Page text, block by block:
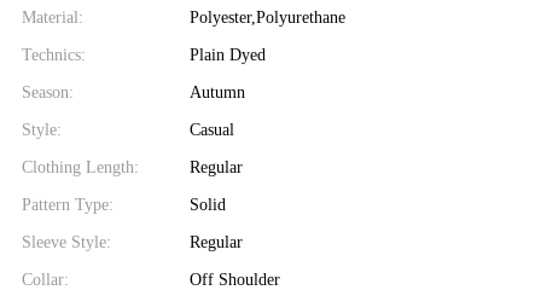
Material: Polyester,Polyurethane
Technics: Plain Dyed
Season: Autumn
Style: Casual
Clothing Length: Regular
Pattern Type: Solid
Sleeve Style: Regular
Collar: Off Shoulder